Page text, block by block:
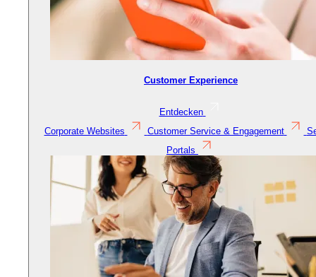
Customer Experience
Entdecken
Corporate Websites
Customer Service & Engagement
Portals